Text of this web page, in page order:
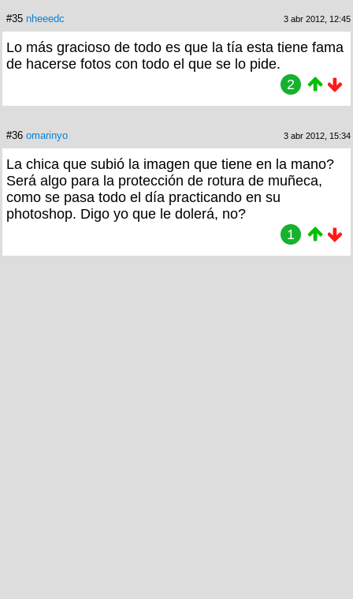
#35 nheeedc 3 abr 2012, 12:45
Lo más gracioso de todo es que la tía esta tiene fama
de hacerse fotos con todo el que se lo pide.
2
#36 omarinyo 3 abr 2012, 15:34
La chica que subió la imagen que tiene en la mano?
Será algo para la protección de rotura de muñeca,
como se pasa todo el día practicando en su
photoshop. Digo yo que le dolerá, no?
1